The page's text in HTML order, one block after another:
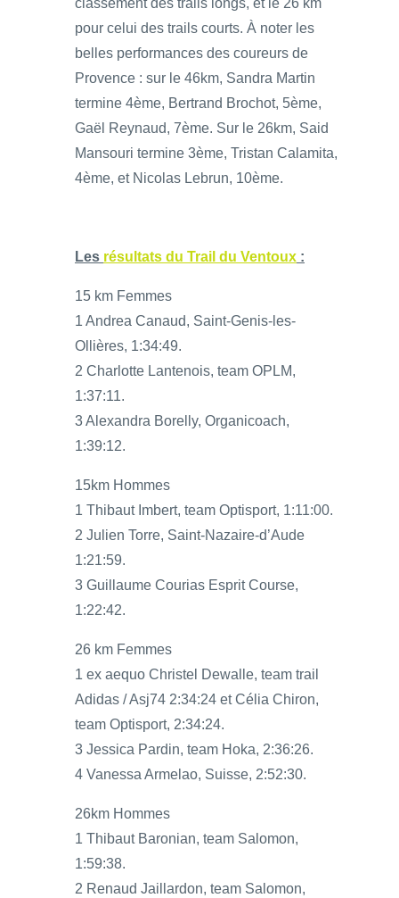
classement des trails longs, et le 26 km
pour celui des trails courts. À noter les
belles performances des coureurs de
Provence : sur le 46km, Sandra Martin
termine 4ème, Bertrand Brochot, 5ème,
Gaël Reynaud, 7ème. Sur le 26km, Said
Mansouri termine 3ème, Tristan Calamita,
4ème, et Nicolas Lebrun, 10ème.
Les résultats du Trail du Ventoux :
15 km Femmes
1 Andrea Canaud, Saint-Genis-les-
Ollières, 1:34:49.
2 Charlotte Lantenois, team OPLM,
1:37:11.
3 Alexandra Borelly, Organicoach,
1:39:12.
15km Hommes
1 Thibaut Imbert, team Optisport, 1:11:00.
2 Julien Torre, Saint-Nazaire-d’Aude
1:21:59.
3 Guillaume Courias Esprit Course,
1:22:42.
26 km Femmes
1 ex aequo Christel Dewalle, team trail
Adidas / Asj74 2:34:24 et Célia Chiron,
team Optisport, 2:34:24.
3 Jessica Pardin, team Hoka, 2:36:26.
4 Vanessa Armelao, Suisse, 2:52:30.
26km Hommes
1 Thibaut Baronian, team Salomon,
1:59:38.
2 Renaud Jaillardon, team Salomon,